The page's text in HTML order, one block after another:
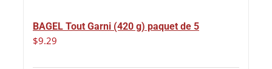
BAGEL Tout Garni (420 g) paquet de 5
$9.29